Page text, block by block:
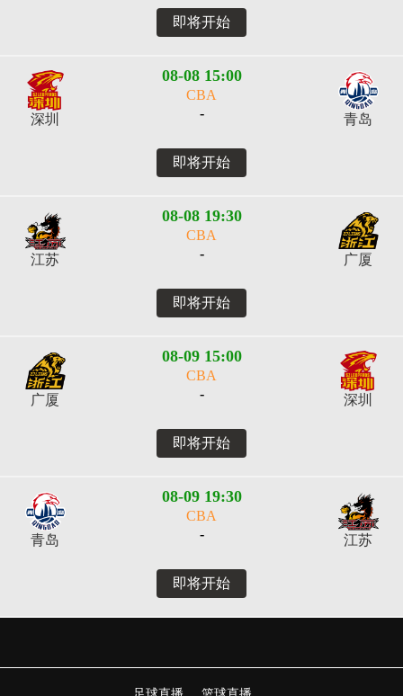
即将开始
08-08 15:00
CBA
深圳
- 青岛
即将开始
08-08 19:30
CBA
江苏
- 广厦
即将开始
08-09 15:00
CBA
广厦
- 深圳
即将开始
08-09 19:30
CBA
青岛
- 江苏
即将开始
足球直播 篮球直播